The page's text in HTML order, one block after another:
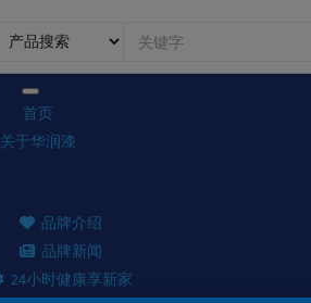
首页
关于华润漆
品牌介绍
品牌新闻
24小时健康享新家